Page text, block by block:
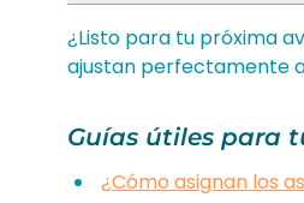
¿Listo para tu próxima
ajustan perfectamente
Guías útiles para
¿Cómo asignan los